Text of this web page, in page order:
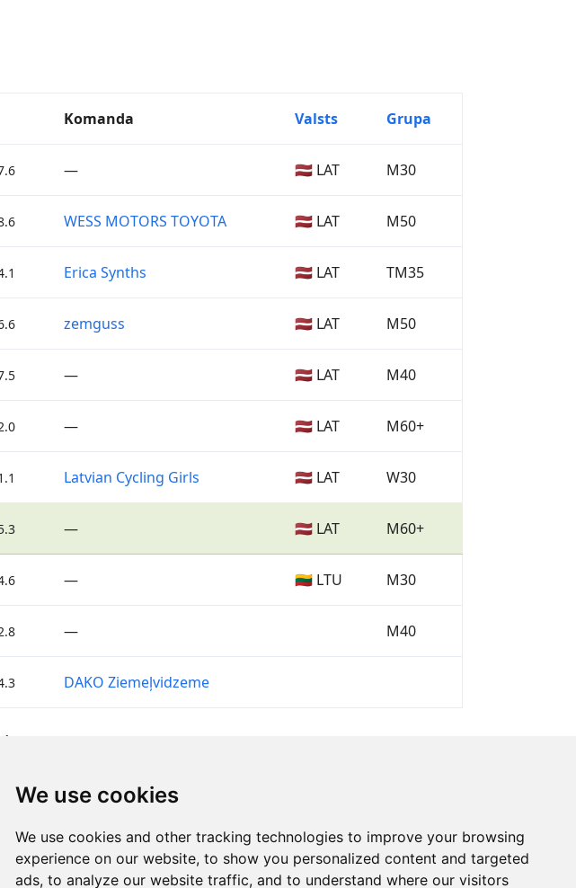
We use cookies
We use cookies and other tracking technologies to improve your browsing
experience on our website, to show you personalized content and targeted
ads, to analyze our website traffic, and to understand where our visitors
Komanda Valsts Grupa
— 🇱🇻 LAT M30
WESS MOTORS TOYOTA 🇱🇻 LAT M50
Erica Synths 🇱🇻 LAT TM35
zemguss 🇱🇻 LAT M50
— 🇱🇻 LAT M40
— 🇱🇻 LAT M60+
Latvian Cycling Girls 🇱🇻 LAT W30
— 🇱🇻 LAT M60+
— 🇱🇹 LTU M30
— M40
DAKO Ziemeļvidzeme